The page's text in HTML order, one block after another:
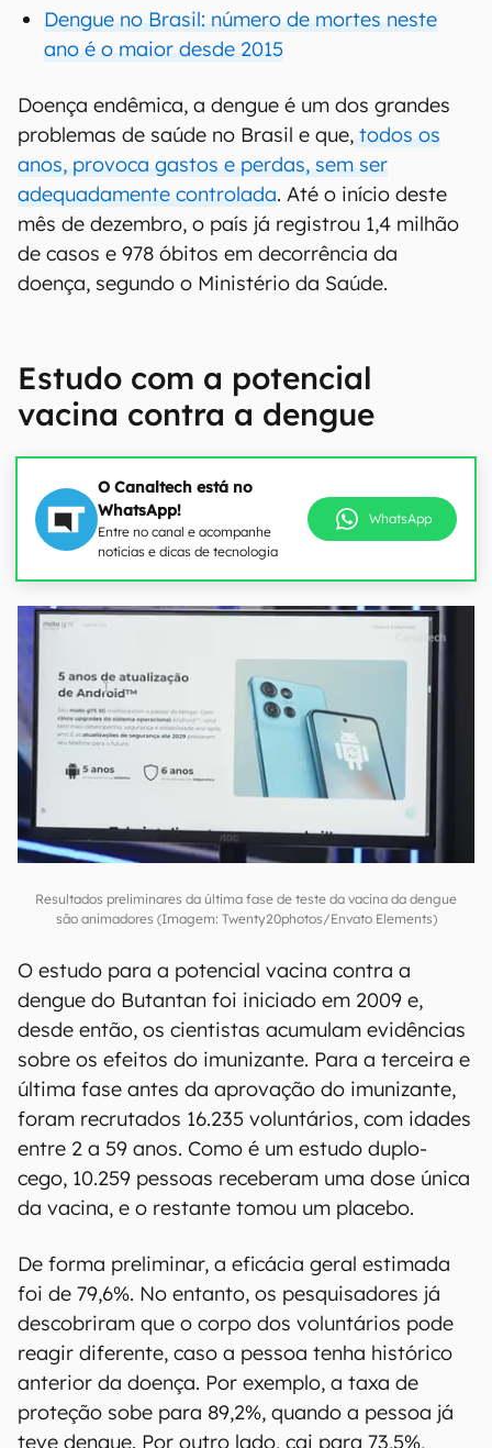
Dengue no Brasil: número de mortes neste
ano é o maior desde 2015
Doença endêmica, a dengue é um dos grandes
problemas de saúde no Brasil e que, todos os
anos, provoca gastos e perdas, sem ser
adequadamente controlada. Até o início deste
mês de dezembro, o país já registrou 1,4 milhão
de casos e 978 óbitos em decorrência da
doença, segundo o Ministério da Saúde.
Estudo com a potencial
vacina contra a dengue
O Canaltech está no
WhatsApp!
Entre no canal e acompanhe
notícias e dicas de tecnologia
WhatsApp
Resultados preliminares da última fase de teste da vacina da dengue
são animadores (Imagem: Twenty20photos/Envato Elements)
O estudo para a potencial vacina contra a
dengue do Butantan foi iniciado em 2009 e,
desde então, os cientistas acumulam evidências
sobre os efeitos do imunizante. Para a terceira e
última fase antes da aprovação do imunizante,
foram recrutados 16.235 voluntários, com idades
entre 2 a 59 anos. Como é um estudo duplo-
cego, 10.259 pessoas receberam uma dose única
da vacina, e o restante tomou um placebo.
De forma preliminar, a eficácia geral estimada
foi de 79,6%. No entanto, os pesquisadores já
descobriram que o corpo dos voluntários pode
reagir diferente, caso a pessoa tenha histórico
anterior da doença. Por exemplo, a taxa de
proteção sobe para 89,2%, quando a pessoa já
teve dengue. Por outro lado, cai para 73,5%,